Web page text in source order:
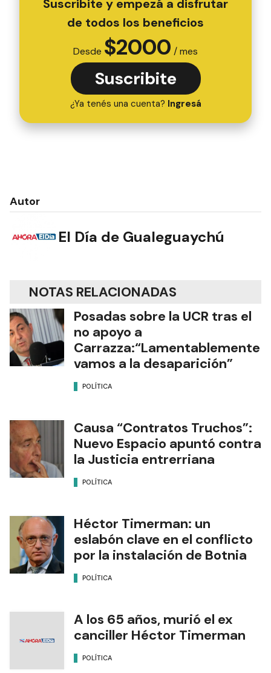
Suscribite y empezá a disfrutar
de todos los beneficios
Desde $2000 / mes
Suscribite
¿Ya tenés una cuenta? Ingresá
Autor
El Día de Gualeguaychú
NOTAS RELACIONADAS
Posadas sobre la UCR tras el
no apoyo a
Carrazza:“Lamentablemente
vamos a la desaparición”
POLÍTICA
Causa “Contratos Truchos”:
Nuevo Espacio apuntó contra
la Justicia entrerriana
POLÍTICA
Héctor Timerman: un
eslabón clave en el conflicto
por la instalación de Botnia
POLÍTICA
A los 65 años, murió el ex
canciller Héctor Timerman
POLÍTICA